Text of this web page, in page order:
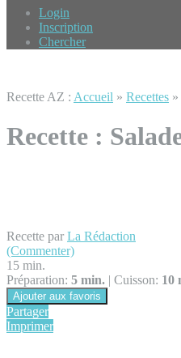
Login
Inscription
Chercher
Recette AZ : Accueil » Recettes »
Recette :
Recette par La Rédaction
(Commenter)
15 min.
Préparation: 5 min. | Cuisson: 10
Ajouter aux favoris
Partager
Imprimer